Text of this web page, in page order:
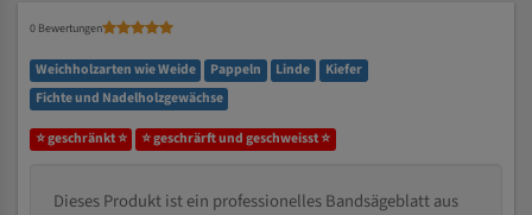
0 Bewertungen
Weichholzarten wie Weide Pappeln Linde
Kiefer
Fichte und Nadelholzgewächse
⭐ geschränkt ⭐
⭐ geschrärft und geschweisst ⭐
Dieses Produkt ist ein professionelles Bandsägeblatt aus